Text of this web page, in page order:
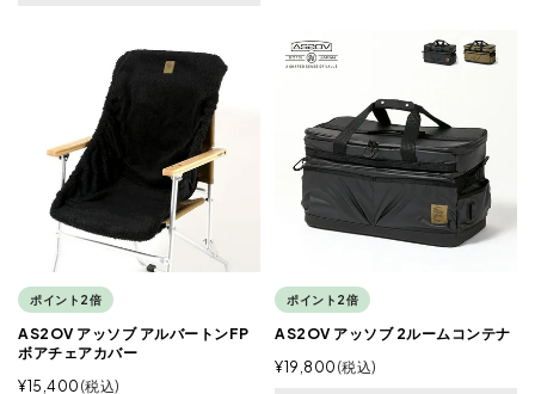
ポイント2倍
AS2OV アッソブ アルバートンFP
ボアチェアカバー
¥15,400 税込
ポイント2倍
AS2OV アッソブ 2ルームコンテナ
¥19,800 税込